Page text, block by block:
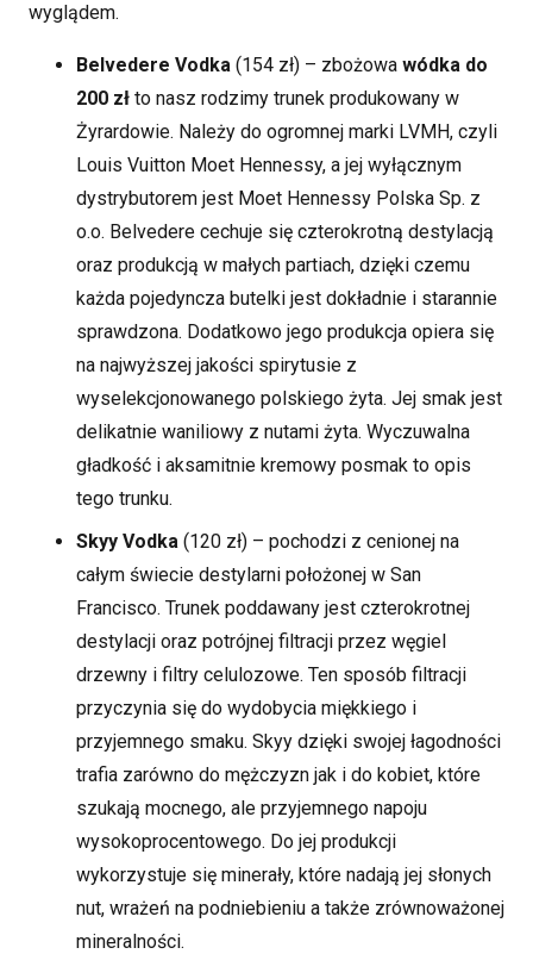
wyglądem.
Belvedere Vodka (154 zł) – zbożowa wódka do
200 zł to nasz rodzimy trunek produkowany w
Żyrardowie. Należy do ogromnej marki LVMH, czyli
Louis Vuitton Moet Hennessy, a jej wyłącznym
dystrybutorem jest Moet Hennessy Polska Sp. z
o.o. Belvedere cechuje się czterokrotną destylacją
oraz produkcją w małych partiach, dzięki czemu
każda pojedyncza butelki jest dokładnie i starannie
sprawdzona. Dodatkowo jego produkcja opiera się
na najwyższej jakości spirytusie z
wyselekcjonowanego polskiego żyta. Jej smak jest
delikatnie waniliowy z nutami żyta. Wyczuwalna
gładkość i aksamitnie kremowy posmak to opis
tego trunku.
Skyy Vodka (120 zł) – pochodzi z cenionej na
całym świecie destylarni położonej w San
Francisco. Trunek poddawany jest czterokrotnej
destylacji oraz potrójnej filtracji przez węgiel
drzewny i filtry celulozowe. Ten sposób filtracji
przyczynia się do wydobycia miękkiego i
przyjemnego smaku. Skyy dzięki swojej łagodności
trafia zarówno do mężczyzn jak i do kobiet, które
szukają mocnego, ale przyjemnego napoju
wysokoprocentowego. Do jej produkcji
wykorzystuje się minerały, które nadają jej słonych
nut, wrażeń na podniebieniu a także zrównoważonej
mineralności.